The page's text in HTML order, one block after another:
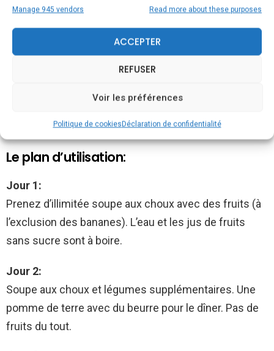
Manage 945 vendors Read more about these purposes
ACCEPTER
REFUSER
Voir les préférences
Politique de cookiesDéclaration de confidentialité
Etape: 5
Ajouter 12 tasses d’eau et des cubes
Cuire à feu moyen jusqu’à ce que les légumes soient
Le plan d’utilisation:
Jour 1:
Prenez d’illimitée soupe aux choux avec des fruits (à
l’exclusion des bananes). L’eau et les jus de fruits
sans sucre sont à boire.
Jour 2:
Soupe aux choux et légumes supplémentaires. Une
pomme de terre avec du beurre pour le dîner. Pas de
fruits du tout.